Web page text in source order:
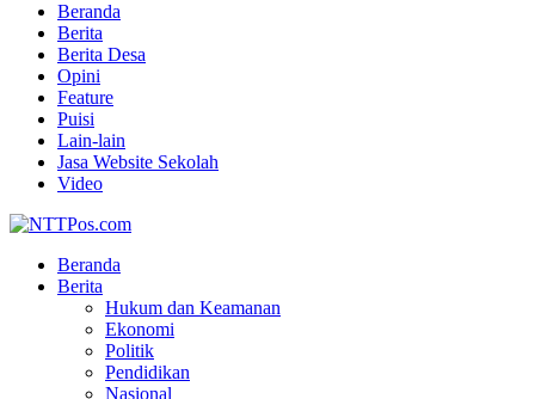
Beranda
Berita
Berita Desa
Opini
Feature
Puisi
Lain-lain
Jasa Website Sekolah
Video
Beranda
Berita
Hukum dan Keamanan
Ekonomi
Politik
Pendidikan
Nasional